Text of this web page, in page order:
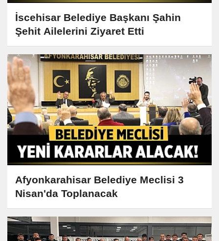
İscehisar Belediye Başkanı Şahin
Şehit Ailelerini Ziyaret Etti
Afyonkarahisar Belediye Meclisi 3
Nisan'da Toplanacak